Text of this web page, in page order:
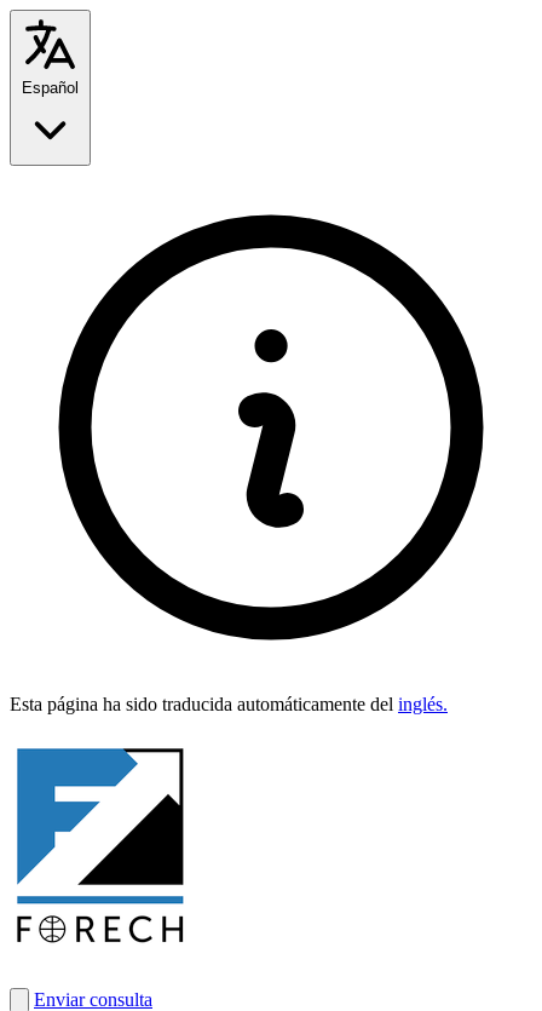
Esta pági­na ha sido tra­duci­da automáti­ca­mente del inglés.
Enviar consulta